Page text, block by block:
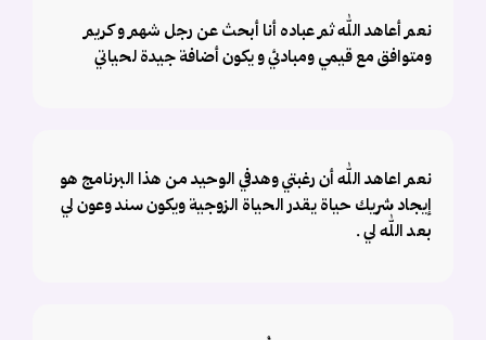
نعم أعاهد الله ثم عباده أنا أبحث عن رجل شهم و كريم
ومتوافق مع قيمي ومبادئي و يكون أضافة جيدة لحياتي
نعم اعاهد الله أن رغبتي وهدفي الوحيد من هذا البرنامج هو
إيجاد شريك حياة يقدر الحياة الزوجية ويكون سند وعون لي
بعد الله لي .